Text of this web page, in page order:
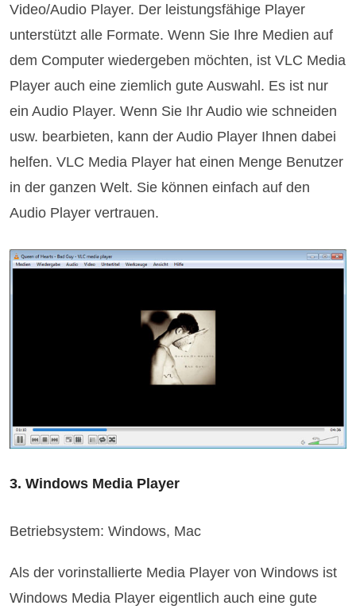
Video/Audio Player. Der leistungsfähige Player
unterstützt alle Formate. Wenn Sie Ihre Medien auf
dem Computer wiedergeben möchten, ist VLC Media
Player auch eine ziemlich gute Auswahl. Es ist nur
ein Audio Player. Wenn Sie Ihr Audio wie schneiden
usw. bearbieten, kann der Audio Player Ihnen dabei
helfen. VLC Media Player hat einen Menge Benutzer
in der ganzen Welt. Sie können einfach auf den
Audio Player vertrauen.
3. Windows Media Player
Betriebsystem: Windows, Mac
Als der vorinstallierte Media Player von Windows ist
Windows Media Player eigentlich auch eine gute